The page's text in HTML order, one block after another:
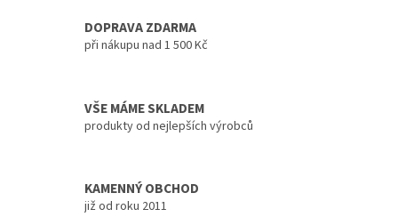
DOPRAVA ZDARMA
při nákupu nad 1 500 Kč
VŠE MÁME SKLADEM
produkty od nejlepších výrobců
KAMENNÝ OBCHOD
již od roku 2011